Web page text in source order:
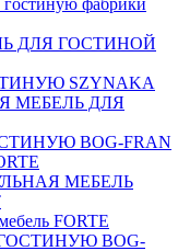
ДЛЯ ГОСТИНОЙ
SZYNAKA
МЕБЕЛЬ ДЛЯ
BOG-FRAN
МЕБЕЛЬ
FORTE
BOG-